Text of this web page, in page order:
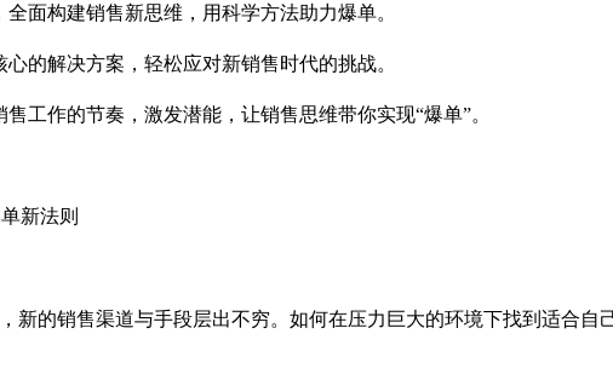
面构建销售新思维，用科学方法助力爆单。
的解决方案，轻松应对新销售时代的挑战。
工作的节奏，激发潜能，让销售思维带你实现“爆单”。
的销售渠道与手段层出不穷。如何在压力巨大的环境下找到适合自